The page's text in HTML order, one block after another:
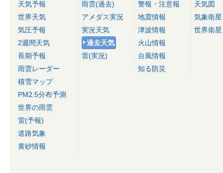
天気予報
世界天気
気圧予報
2週間天気
長期予報
雨雲レーダー
積雪マップ
PM2.5分布予測
世界の雨雲
雷(予報)
道路気象
黄砂情報
雨雲(過去)
アメダス実況
実況天気
過去天気
雷(実況)
警報・注意報
地震情報
津波情報
火山情報
台風情報
知る防災
天気図
気象衛星
世界衛星